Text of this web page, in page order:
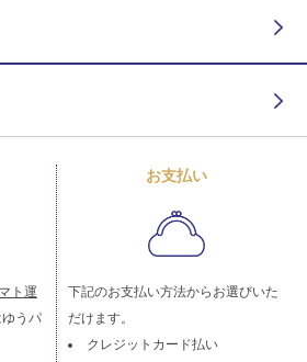
ト運
うパ
お支払い
下記のお支払い方法からお選びいた
だけます。
クレジットカード払い